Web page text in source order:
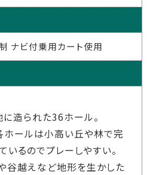
ナビ付乗用カート使用
造られた36ホール。
ホールは小高い丘や林で完
いるのでプレーしやすい。
谷越えなど地形を生かした